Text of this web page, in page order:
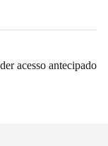
acesso antecipado